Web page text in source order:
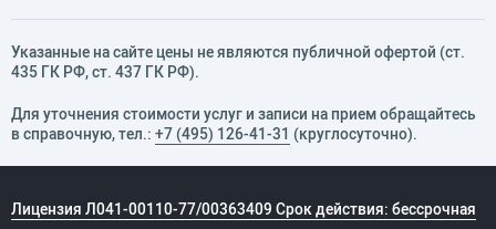
Указанные на сайте цены не являются публичной офертой (ст.
435 ГК РФ, cт. 437 ГК РФ).
Для уточнения стоимости услуг и записи на прием обращайтесь
в справочную, тел.: +7 (495) 126-41-31 (круглосуточно).
Лицензия Л041-00110-77/00363409 Срок действия: бессрочная